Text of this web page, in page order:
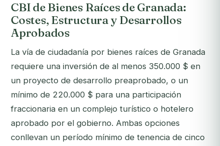
CBI de Bienes Raíces de Granada:
Costes, Estructura y Desarrollos
Aprobados
La vía de ciudadanía por bienes raíces de Granada
requiere una inversión de al menos 350.000 $ en
un proyecto de desarrollo preaprobado, o un
mínimo de 220.000 $ para una participación
fraccionaria en un complejo turístico o hotelero
aprobado por el gobierno. Ambas opciones
conllevan un período mínimo de tenencia de cinco